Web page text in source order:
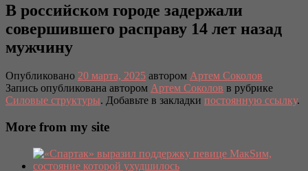
В российском городе задержали
совершившего расправу 14 лет назад
мужчину
Опубликовано 20 марта, 2025 автором Артем Соколов
Запись опубликована автором Артем Соколов в рубрике
Силовые структуры. Добавьте в закладки постоянную ссылку.
More from my site